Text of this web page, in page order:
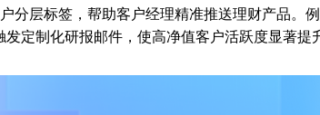
分层标签，帮助客户经理精准推送理财产品。
定制化研报邮件，使高净值客户活跃度显著提